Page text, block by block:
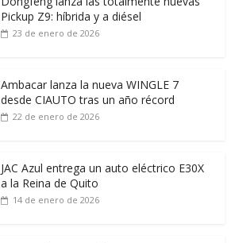
Pickup Z9: híbrida y a diésel
23 de enero de 2026
Ambacar lanza la nueva WINGLE 7
desde CIAUTO tras un año récord
22 de enero de 2026
JAC Azul entrega un auto eléctrico E30X
a la Reina de Quito
14 de enero de 2026